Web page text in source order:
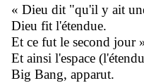
« Dieu dit "qu'il y ait
Dieu fit l'étendue.
Et ce fut le second jour
Et ainsi l'espace
Big Bang, apparut.